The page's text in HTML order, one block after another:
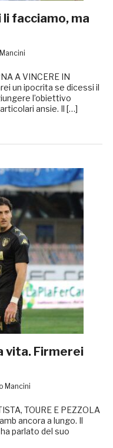
facciamo, ma
A VINCERE IN
un ipocrita se dicessi il
l’obiettivo
ansie. Il […]
vita. Firmerei
Mancini
TOURE E PEZZOLA
ancora a lungo. Il
parlato del suo